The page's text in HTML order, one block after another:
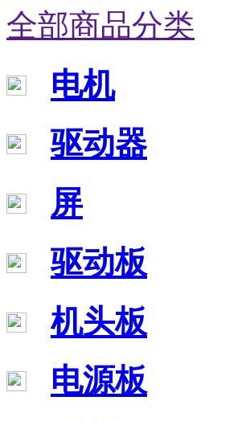
全部商品分类
电机
驱动器
屏
驱动板
机头板
电源板